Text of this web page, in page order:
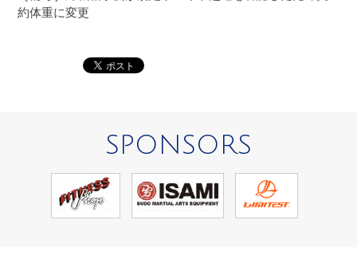
約体重に変更
SPONSORS